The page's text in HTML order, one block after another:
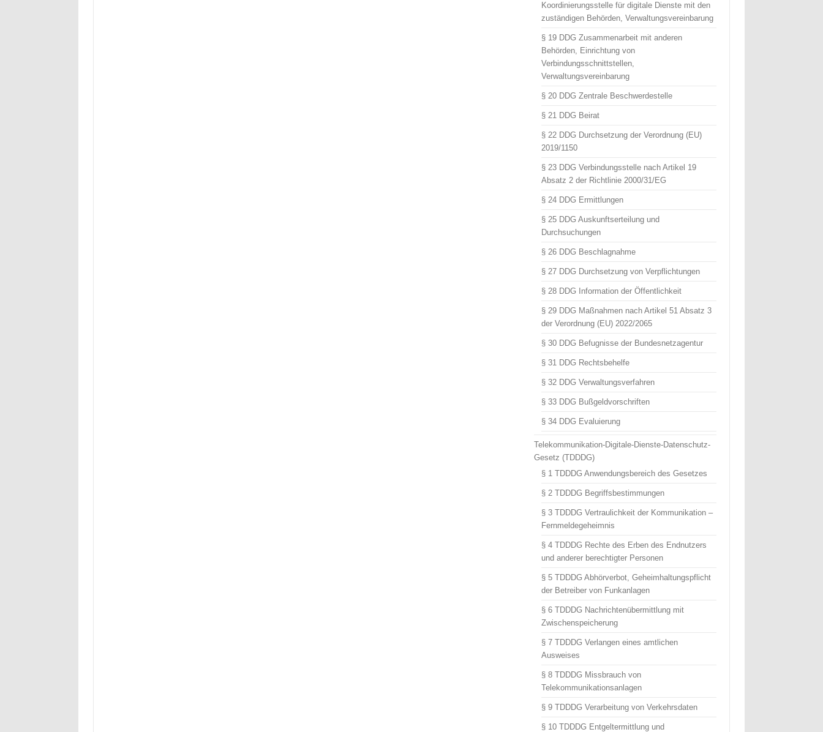
Koordinierungsstelle für digitale Dienste mit den
zuständigen Behörden, Verwaltungsvereinbarung
§ 19 DDG Zusammenarbeit mit anderen
Behörden, Einrichtung von
Verbindungsschnittstellen,
Verwaltungsvereinbarung
§ 20 DDG Zentrale Beschwerdestelle
§ 21 DDG Beirat
§ 22 DDG Durchsetzung der Verordnung (EU)
2019/1150
§ 23 DDG Verbindungsstelle nach Artikel 19
Absatz 2 der Richtlinie 2000/31/EG
§ 24 DDG Ermittlungen
§ 25 DDG Auskunftserteilung und
Durchsuchungen
§ 26 DDG Beschlagnahme
§ 27 DDG Durchsetzung von Verpflichtungen
§ 28 DDG Information der Öffentlichkeit
§ 29 DDG Maßnahmen nach Artikel 51 Absatz 3
der Verordnung (EU) 2022/2065
§ 30 DDG Befugnisse der Bundesnetzagentur
§ 31 DDG Rechtsbehelfe
§ 32 DDG Verwaltungsverfahren
§ 33 DDG Bußgeldvorschriften
§ 34 DDG Evaluierung
Telekommunikation-Digitale-Dienste-Datenschutz-
Gesetz (TDDDG)
§ 1 TDDDG Anwendungsbereich des Gesetzes
§ 2 TDDDG Begriffsbestimmungen
§ 3 TDDDG Vertraulichkeit der Kommunikation –
Fernmeldegeheimnis
§ 4 TDDDG Rechte des Erben des Endnutzers
und anderer berechtigter Personen
§ 5 TDDDG Abhörverbot, Geheimhaltungspflicht
der Betreiber von Funkanlagen
§ 6 TDDDG Nachrichtenübermittlung mit
Zwischenspeicherung
§ 7 TDDDG Verlangen eines amtlichen
Ausweises
§ 8 TDDDG Missbrauch von
Telekommunikationsanlagen
§ 9 TDDDG Verarbeitung von Verkehrsdaten
§ 10 TDDDG Entgeltermittlung und